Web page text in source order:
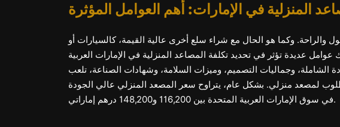
المنزلية في الإمارات: أهم العوامل المؤثرة
والراحة. وكما هو الحال مع شراء سلع أخرى عالية القيمة، كالسيارات أو
عوامل عديدة تؤثر في تحديد تكلفة المصاعد المنزلية في الإمارات العربية
الشاملة، وجماليات التصميم، وميزات السلامة، وشهادات الصناعة، تلعب
لمصعد منزلي. بشكل عام، يتراوح سعر المصعد المنزلي عالي الجودة
في سوق الإمارات العربية المتحدة بين 116,200 و148,200 درهم إماراتي.